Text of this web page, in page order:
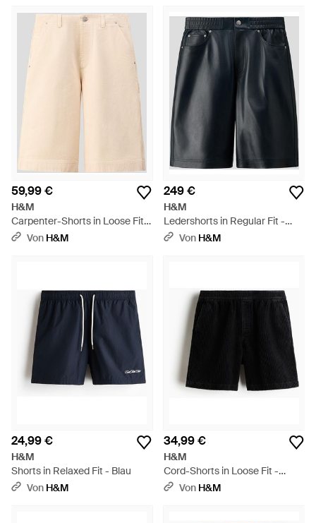
59,99 €
H&M
Carpenter-Shorts in Loose Fit -
Natur
Von H&M
249 €
H&M
Ledershorts in Regular Fit -
Schwarz
Von H&M
24,99 €
H&M
Shorts in Relaxed Fit - Blau
Von H&M
34,99 €
H&M
Cord-Shorts in Loose Fit -
Schwarz
Von H&M